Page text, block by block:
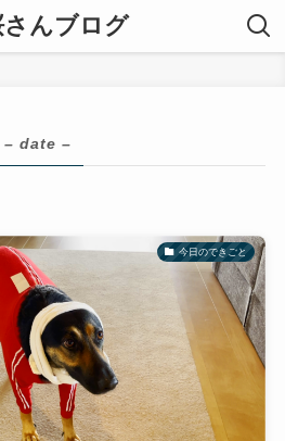
さんブログ
– date –
今日のできごと